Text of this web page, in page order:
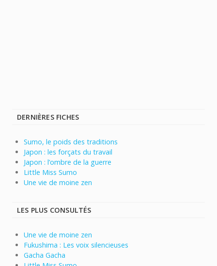
DERNIÈRES FICHES
Sumo, le poids des traditions
Japon : les forçats du travail
Japon : l’ombre de la guerre
Little Miss Sumo
Une vie de moine zen
LES PLUS CONSULTÉS
Une vie de moine zen
Fukushima : Les voix silencieuses
Gacha Gacha